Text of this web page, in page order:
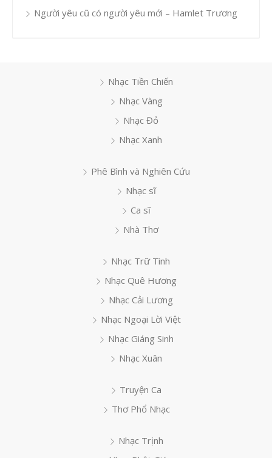
Người yêu cũ có người yêu mới – Hamlet Trương
Nhạc Tiền Chiến
Nhạc Vàng
Nhạc Đỏ
Nhạc Xanh
Phê Bình và Nghiên Cứu
Nhạc sĩ
Ca sĩ
Nhà Thơ
Nhạc Trữ Tình
Nhạc Quê Hương
Nhạc Cải Lương
Nhạc Ngoại Lời Việt
Nhạc Giáng Sinh
Nhạc Xuân
Truyện Ca
Thơ Phổ Nhạc
Nhạc Trịnh